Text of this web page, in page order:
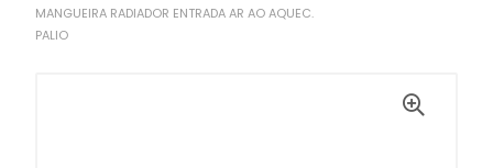
MANGUEIRA RADIADOR ENTRADA AR AO AQUEC.
PALIO